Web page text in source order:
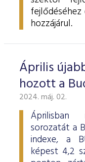
hozzájárul.
Április
hozott a
2024. máj. 02.
sorozatát a
indexe, a
képest 4,2